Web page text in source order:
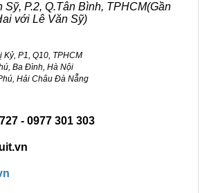
Sỹ, P.2, Q.Tân Bình, TPHCM(Gần
với Lê Văn Sỹ)
Kỷ, P1, Q10, TPHCM
Ba Đình, Hà Nội
Hải Châu Đà Nẵng
- 0977 301 303